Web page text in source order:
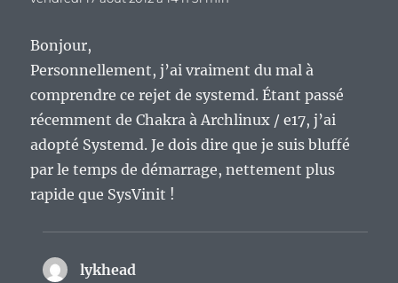
Bonjour,
Personnellement, j’ai vraiment du mal à
comprendre ce rejet de systemd. Étant passé
récemment de Chakra à Archlinux / e17, j’ai
adopté Systemd. Je dois dire que je suis bluffé
par le temps de démarrage, nettement plus
rapide que SysVinit !
lykhead